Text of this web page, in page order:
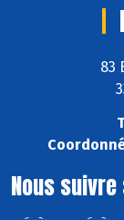
83
Nous